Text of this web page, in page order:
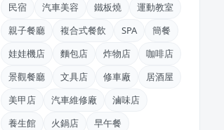
李X生
新北市｜預算 10萬元以下
江X珮
台中市｜預算 10萬元以下
民宿
汽車美容 鐵板燒
運動教室
親子餐廳
複合式餐飲 SPA
簡餐
娃娃機店
麵包店 炸物店
咖啡店
景觀餐廳
文具店 修車廠
居酒屋
美甲店
汽車維修廠
滷味店
養生館
火鍋店 早午餐